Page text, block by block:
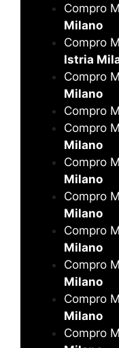
Compro
Milano
Compro
Istria
Compro
Milano
Compro
Compro
Milano
Compro
Milano
Compro
Milano
Compro
Milano
Compro
Milano
Compro
Milano
Compro